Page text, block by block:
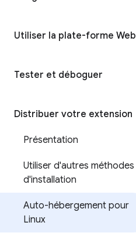
Utiliser la plate-forme Web
Tester et déboguer
Distribuer votre extension
Présentation
Utiliser d'autres méthodes
d'installation
Auto-hébergement pour
Linux